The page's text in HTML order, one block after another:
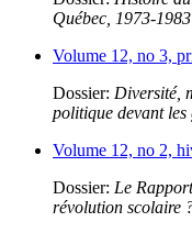
Québec, 1973-
Volume 12, no 3,
Dossier: Diversité,
politique devant
Volume 12, no 2,
Dossier: Le
révolution scolaire